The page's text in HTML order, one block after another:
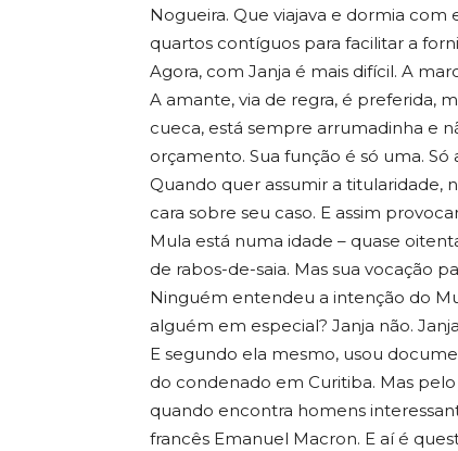
Nogueira. Que viajava e dormia com
quartos contíguos para facilitar a
Agora, com Janja é mais difícil. A
A amante, via de regra, é preferida,
cueca, está sempre arrumadinha e
orçamento. Sua função é só uma.
Quando quer assumir a titularidade,
cara sobre seu caso. E assim
Mula está numa idade – quase
de rabos-de-saia. Mas sua vocação
Ninguém entendeu a intenção do
alguém em especial? Janja não.
E segundo ela mesmo, usou
do condenado em Curitiba. Mas
quando encontra homens
francês Emanuel Macron. E aí é